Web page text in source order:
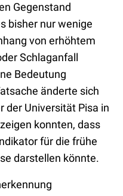
Gegenstand
bisher nur wenige
von erhöhtem
Schlaganfall
Bedeutung
änderte sich
der Universität Pisa in
konnten, dass
für die frühe
darstellen könnte.